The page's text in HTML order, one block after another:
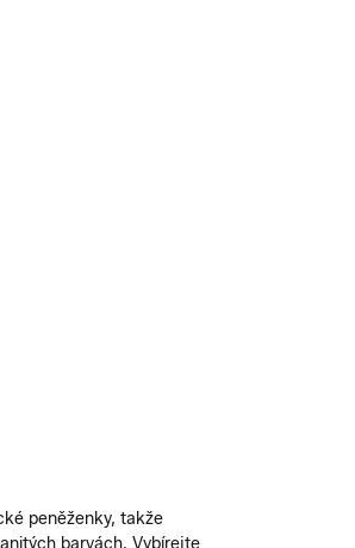
peněženky, takže